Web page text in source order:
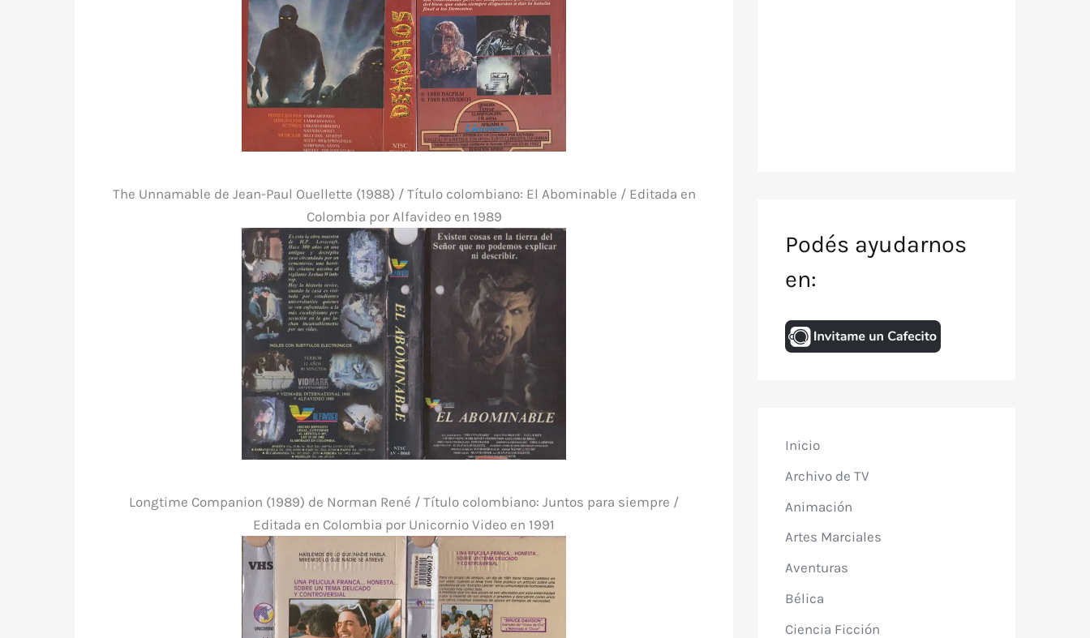
The Unnamable de Jean-Paul Ouellette (1988) / Título colombiano: El Abominable / Editada en
Colombia por Alfavideo en 1989
Longtime Companion (1989) de Norman René / Título colombiano: Juntos para siempre /
Editada en Colombia por Unicornio Video en 1991
Podés ayudarnos
en:
Inicio
Archivo de TV
Animación
Artes Marciales
Aventuras
Bélica
Ciencia Ficción